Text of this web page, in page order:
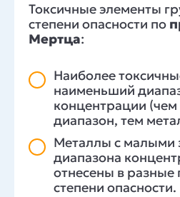
Токсичные элементы
степени опасности по
Мертца:
Наиболее
наименьший
концентрации
диапазон, тем
Металлы с малыми
диапазона
отнесены в разные
степени опасности.